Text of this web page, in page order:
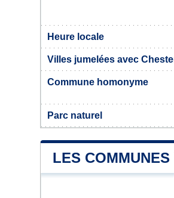
Heure locale
Villes jumelées avec
Commune homonyme
Parc naturel
LES